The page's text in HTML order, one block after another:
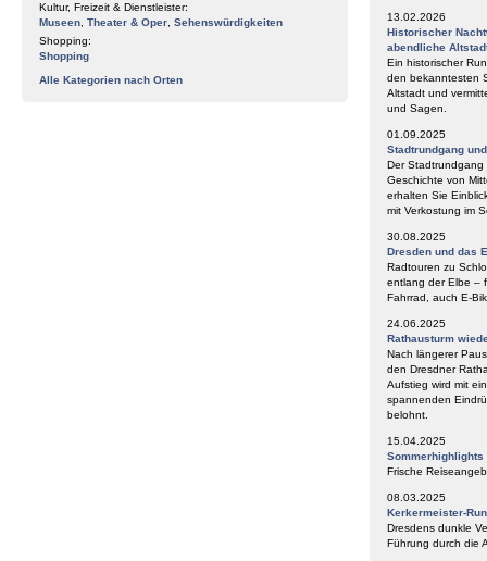
Kultur, Freizeit & Dienstleister:
Museen Theater & Oper Sehenswürdigkeiten
Shopping:
Shopping
Alle Kategorien nach Orten
13.02.2026
Historischer
abendliche
Ein historischer
den bekanntesten
Altstadt und
und Sagen.
01.09.2025
Stadtrundgang
Der Stadtrundgang
Geschichte von
erhalten Sie
mit Verkostung im
30.08.2025
Dresden und das
Radtouren zu
entlang der Elbe –
Fahrrad, auch E-
24.06.2025
Rathausturm
Nach längerer
den Dresdner
Aufstieg wird mit
spannenden
belohnt.
15.04.2025
Sommerhighlights
Frische
08.03.2025
Kerkermeister-
Dresdens dunkle
Führung durch die